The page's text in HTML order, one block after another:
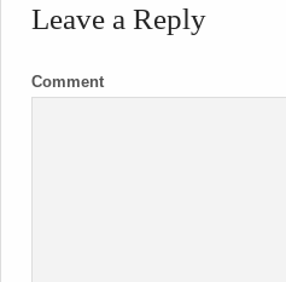
Leave a Reply
Comment